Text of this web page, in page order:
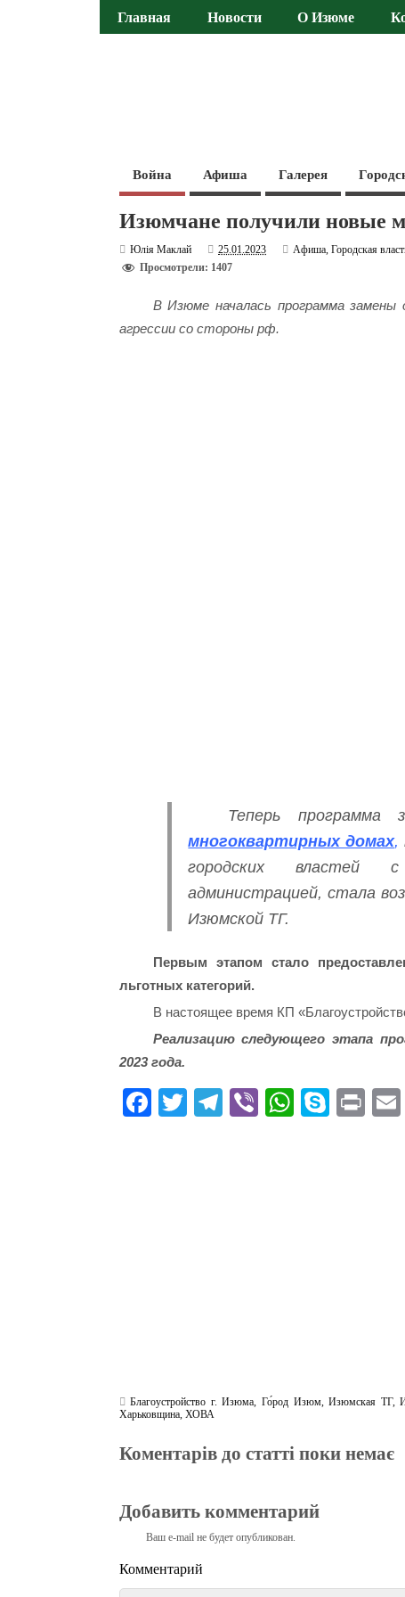
Главная Новости О Изюме
Война Афиша Галерея
Изюмчане получили новые
Юлія Маклай 25.01.2023 Афиша,Городская
Просмотрели: 1407
В Изюме началась программа замены
агрессии со стороны рф.
Теперь
многоквартирных домах,
городских властей
администрацией, стала
Изюмской ТГ.
Первым этапом стало
льготных категорий.
В настоящее время КП
Реализацию следующего этапа
2023 года.
Fa T
Te Vi
W
S
Pr
Благоустройство г. Изюма Го́род Изюм,Изюмская ТГ,
Харьковщина ,ХОВА
Коментарів до статті поки немає
Добавить комментарий
Ваш e-mail не будет опубликован.
Комментарий